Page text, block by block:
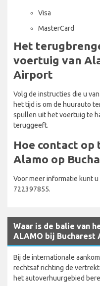
Visa
MasterCard
Het
voertuig van
Airport
Volg de instructies die u
het tijd is om de huurauto
spullen uit het voertuig te
teruggeeft.
Hoe contact op
Alamo op
Voor meer informatie kunt
722397855.
Waar is de balie van
ALAMO bij Bucharest
Bij de internationale
rechtsaf richting de
het autoverhuurgebied